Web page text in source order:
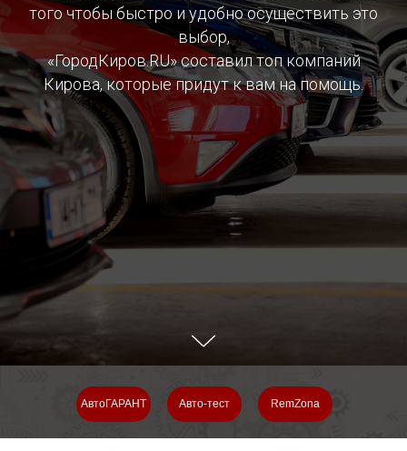
того чтобы быстро и удобно осуществить это
выбор,
«ГородКиров.RU» составил топ компаний
Кирова, которые придут к вам на помощь.
АвтоГАРАНТ Авто-тест RemZona